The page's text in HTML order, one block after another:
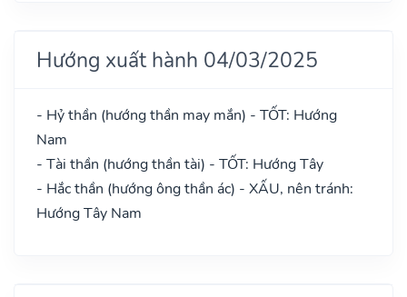
Hướng xuất hành 04/03/2025
- Hỷ thần (hướng thần may mắn) - TỐT: Hướng
Nam
- Tài thần (hướng thần tài) - TỐT: Hướng Tây
- Hắc thần (hướng ông thần ác) - XẤU, nên tránh:
Hướng Tây Nam